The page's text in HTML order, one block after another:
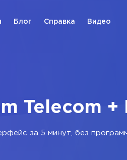
Блог Справка Видео
Telecom +
за 5 минут, без